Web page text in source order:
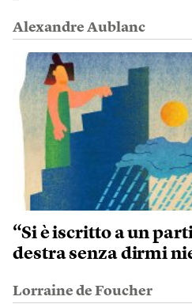
Alexandre Aublanc
“Si è iscritto a un
destra senza dirmi
Lorraine de Foucher